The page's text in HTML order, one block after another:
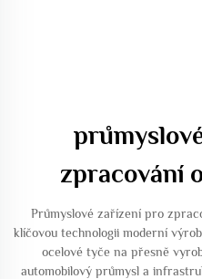
zpracování
Průmyslové zařízení pro
klíčovou technologii moderní
ocelové tyče na přesně
automobilový průmysl a